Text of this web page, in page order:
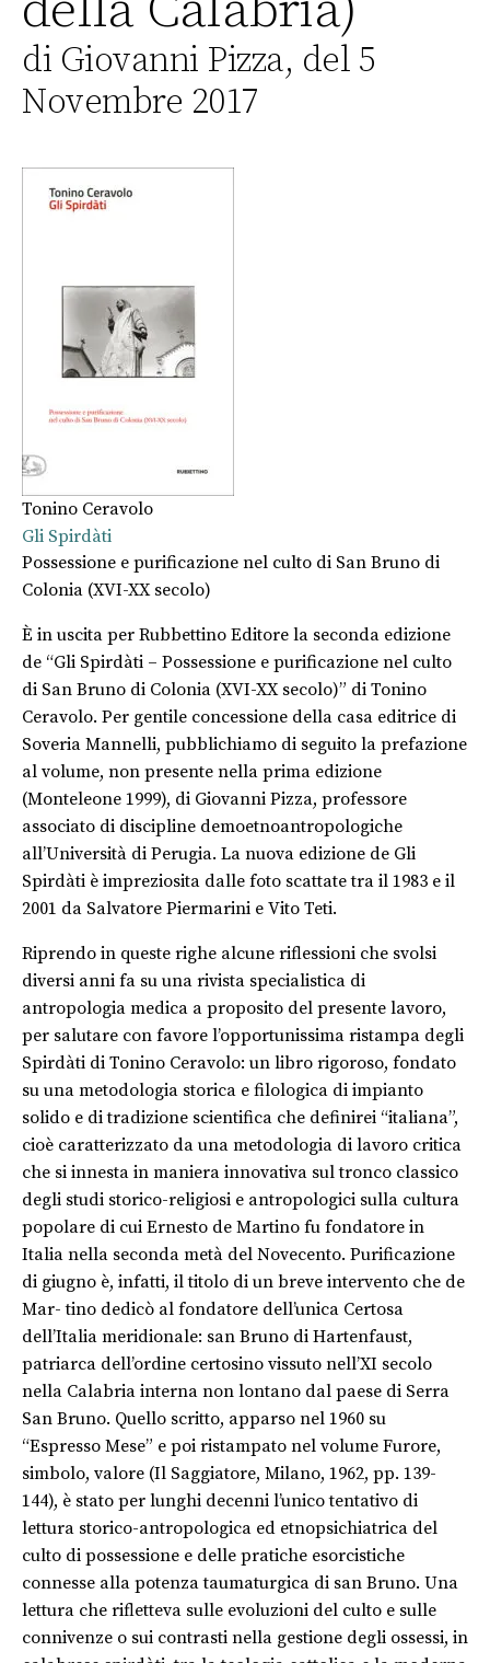
di Giovanni Pizza, del 5
Novembre 2017
Tonino Ceravolo
Gli Spirdàti
Possessione e purificazione nel culto di San Bruno di
Colonia (XVI-XX secolo)
È in uscita per Rubbettino Editore la seconda edizione
de “Gli Spirdàti – Possessione e purificazione nel culto
di San Bruno di Colonia (XVI-XX secolo)” di Tonino
Ceravolo. Per gentile concessione della casa editrice di
Soveria Mannelli, pubblichiamo di seguito la prefazione
al volume, non presente nella prima edizione
(Monteleone 1999), di Giovanni Pizza, professore
associato di discipline demoetnoantropologiche
all’Università di Perugia. La nuova edizione de Gli
Spirdàti è impreziosita dalle foto scattate tra il 1983 e il
2001 da Salvatore Piermarini e Vito Teti.
Riprendo in queste righe alcune riflessioni che svolsi
diversi anni fa su una rivista specialistica di
antropologia medica a proposito del presente lavoro,
per salutare con favore l’opportunissima ristampa degli
Spirdàti di Tonino Ceravolo: un libro rigoroso, fondato
su una metodologia storica e filologica di impianto
solido e di tradizione scientifica che definirei “italiana”,
cioè caratterizzato da una metodologia di lavoro critica
che si innesta in maniera innovativa sul tronco classico
degli studi storico-religiosi e antropologici sulla cultura
popolare di cui Ernesto de Martino fu fondatore in
Italia nella seconda metà del Novecento. Purificazione
di giugno è, infatti, il titolo di un breve intervento che de
Mar- tino dedicò al fondatore dell’unica Certosa
dell’Italia meridionale: san Bruno di Hartenfaust,
patriarca dell’ordine certosino vissuto nell’XI secolo
nella Calabria interna non lontano dal paese di Serra
San Bruno. Quello scritto, apparso nel 1960 su
“Espresso Mese” e poi ristampato nel volume Furore,
simbolo, valore (Il Saggiatore, Milano, 1962, pp. 139-
144), è stato per lunghi decenni l’unico tentativo di
lettura storico-antropologica ed etnopsichiatrica del
culto di possessione e delle pratiche esorcistiche
connesse alla potenza taumaturgica di san Bruno. Una
lettura che rifletteva sulle evoluzioni del culto e sulle
connivenze o sui contrasti nella gestione degli ossessi, in